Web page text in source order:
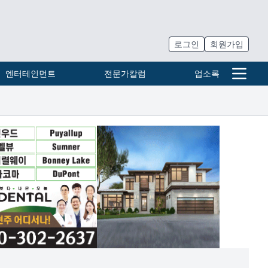
로그인 회원가입
엔터테인먼트 전문가칼럼 업소록